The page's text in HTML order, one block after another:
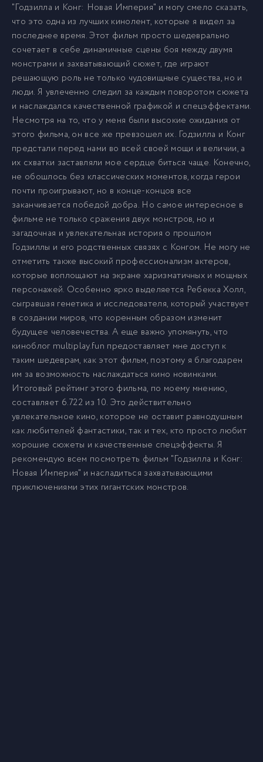
"Годзилла и Конг: Новая Империя" и могу смело сказать,
что это одна из лучших кинолент, которые я видел за
последнее время. Этот фильм просто шедеврально
сочетает в себе динамичные сцены боя между двумя
монстрами и захватывающий сюжет, где играют
решающую роль не только чудовищные существа, но и
люди. Я увлеченно следил за каждым поворотом сюжета
и наслаждался качественной графикой и спецэффектами.
Несмотря на то, что у меня были высокие ожидания от
этого фильма, он все же превзошел их. Годзилла и Конг
предстали перед нами во всей своей мощи и величии, а
их схватки заставляли мое сердце биться чаще. Конечно,
не обошлось без классических моментов, когда герои
почти проигрывают, но в конце-концов все
заканчивается победой добра. Но самое интересное в
фильме не только сражения двух монстров, но и
загадочная и увлекательная история о прошлом
Годзиллы и его родственных связях с Конгом. Не могу не
отметить также высокий профессионализм актеров,
которые воплощают на экране харизматичных и мощных
персонажей. Особенно ярко выделяется Ребекка Холл,
сыгравшая генетика и исследователя, который участвует
в создании миров, что коренным образом изменит
будущее человечества. А еще важно упомянуть, что
киноблог multiplay.fun предоставляет мне доступ к
таким шедеврам, как этот фильм, поэтому я благодарен
им за возможность наслаждаться кино новинками.
Итоговый рейтинг этого фильма, по моему мнению,
составляет 6.722 из 10. Это действительно
увлекательное кино, которое не оставит равнодушным
как любителей фантастики, так и тех, кто просто любит
хорошие сюжеты и качественные спецэффекты. Я
рекомендую всем посмотреть фильм "Годзилла и Конг:
Новая Империя" и насладиться захватывающими
приключениями этих гигантских монстров.